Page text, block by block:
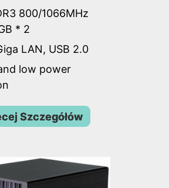
800/1066MHz
* 2
LAN, USB 2.0
low power
Szczegółów